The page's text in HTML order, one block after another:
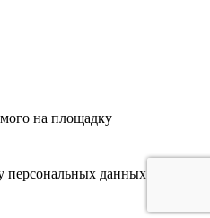
на площадку
персональных данных